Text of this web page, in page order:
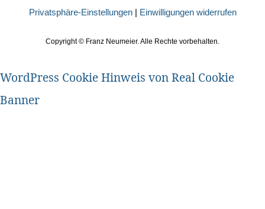
Privatsphäre-Einstellungen| Einwilligungen widerrufen
Copyright © Franz Neumeier. Alle Rechte vorbehalten.
WordPress Cookie Hinweis von Real Cookie
Banner